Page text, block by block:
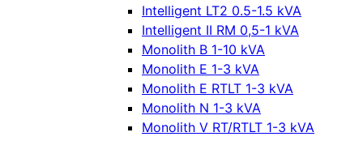
Intelligent LT2 0.5-1.5 kVA
Intelligent II RM 0,5-1 kVA
Monolith B 1-10 kVA
Monolith E 1-3 kVA
Monolith E RTLT 1-3 kVA
Monolith N 1-3 kVA
Monolith V RT/RTLT 1-3 kVA